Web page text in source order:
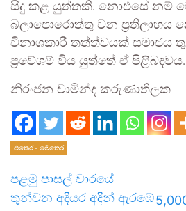
සිදු කළ යුත්තකි. නොඑසේ නම්
බලාපොරොත්තු වන ප්‍රතිලාභය
විනාශකාරී තත්ත්වයක් සමාජය
ප්‍රවේශම් විය යුත්තේ ඒ පිළිබඳවය.
නිරංජන චාමින්ද කරුණාතිලක
එතෙර - මෙතෙර
පළමු පාසල් වාරයේ
තුන්වන අදියර අදින් ඇරඹේ